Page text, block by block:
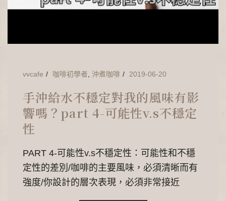
vvcafe 咖啡初學者 沖煮咖啡 2019-06-20
手沖給水不穩定對我的風味有影
響嗎？part 4-可能性v.s不穩定
性
PART 4-可能性v.s不穩定性：可能性和不穩
定性的差別/咖啡的主要風味，必須清晰而有
強度/你設計的層次表現，必須非常接近